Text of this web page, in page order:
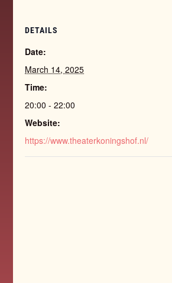
DETAILS
Date:
March 14, 2025
Time:
20:00 - 22:00
Website:
https://www.theaterkoningshof.nl/